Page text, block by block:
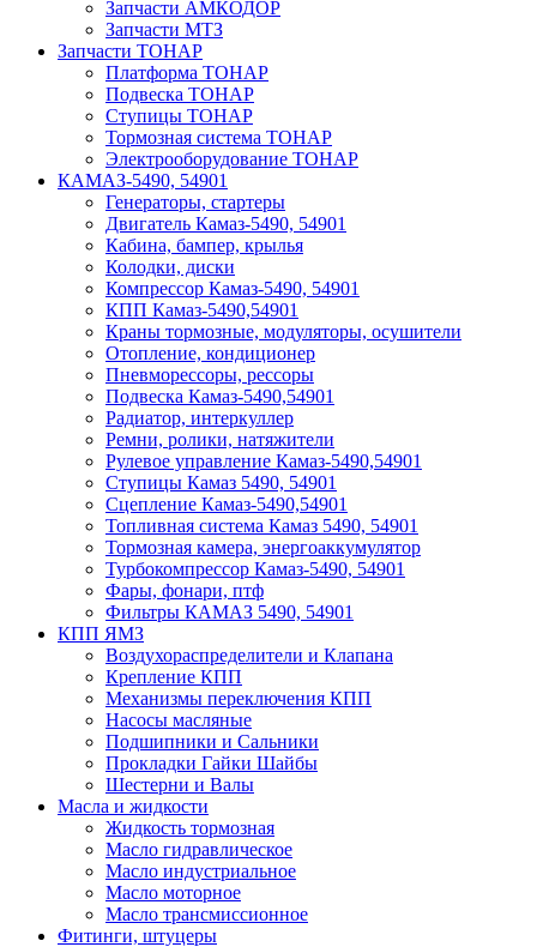
Запчасти АМКОДОР
Запчасти МТЗ
Запчасти ТОНАР
Платформа ТОНАР
Подвеска ТОНАР
Ступицы ТОНАР
Тормозная система ТОНАР
Электрооборудование ТОНАР
КАМАЗ-5490, 54901
Генераторы, стартеры
Двигатель Камаз-5490, 54901
Кабина, бампер, крылья
Колодки, диски
Компрессор Камаз-5490, 54901
КПП Камаз-5490,54901
Краны тормозные, модуляторы, осушители
Отопление, кондиционер
Пневморессоры, рессоры
Подвеска Камаз-5490,54901
Радиатор, интеркуллер
Ремни, ролики, натяжители
Рулевое управление Камаз-5490,54901
Ступицы Камаз 5490, 54901
Сцепление Камаз-5490,54901
Топливная система Камаз 5490, 54901
Тормозная камера, энергоаккумулятор
Турбокомпрессор Камаз-5490, 54901
Фары, фонари, птф
Фильтры КАМАЗ 5490, 54901
КПП ЯМЗ
Воздухораспределители и Клапана
Крепление КПП
Механизмы переключения КПП
Насосы масляные
Подшипники и Сальники
Прокладки Гайки Шайбы
Шестерни и Валы
Масла и жидкости
Жидкость тормозная
Масло гидравлическое
Масло индустриальное
Масло моторное
Масло трансмиссионное
Фитинги, штуцеры